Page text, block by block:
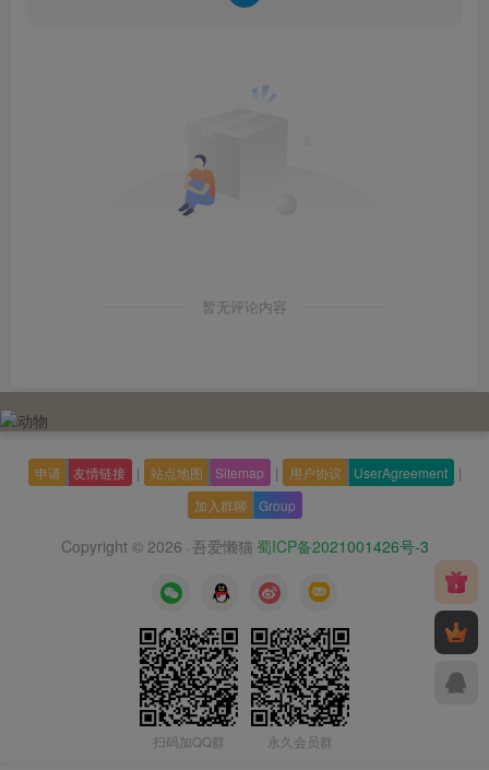
暂无评论内容
申请 友情链接 | 站点地图 Sitemap | 用户协议 UserAgreement |
加入群聊 Group
Copyright © 2026 · 吾爱懒猫 蜀ICP备2021001426号-3
扫码加QQ群 永久会员群